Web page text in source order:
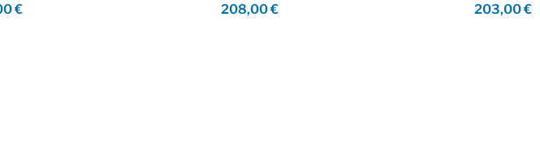
€ 208,00 € 203,00 €